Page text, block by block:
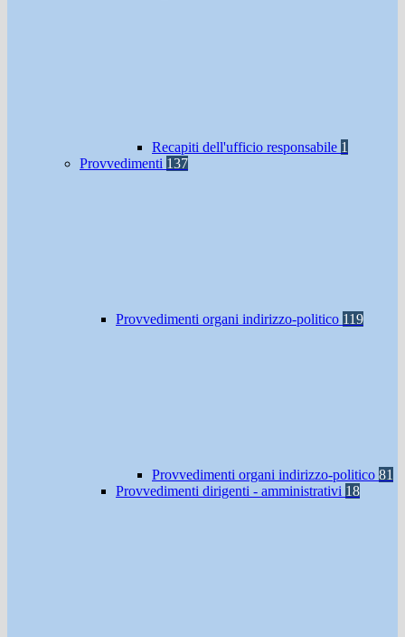
Recapiti dell'ufficio responsabile 1
Provvedimenti 137
Provvedimenti organi indirizzo-politico 119
Provvedimenti organi indirizzo-politico 81
Provvedimenti dirigenti - amministrativi 18